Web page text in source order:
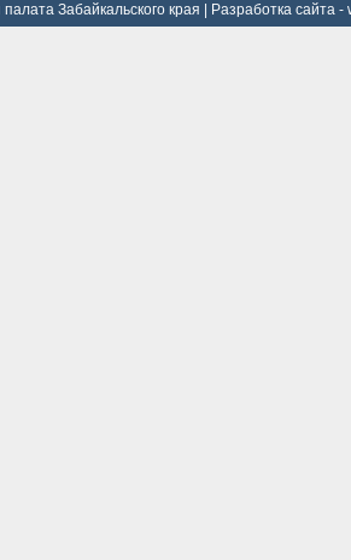
Забайкальского края |
Разработка сайта -